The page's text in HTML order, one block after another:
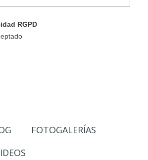
RGPD
FOTOGALERÍAS